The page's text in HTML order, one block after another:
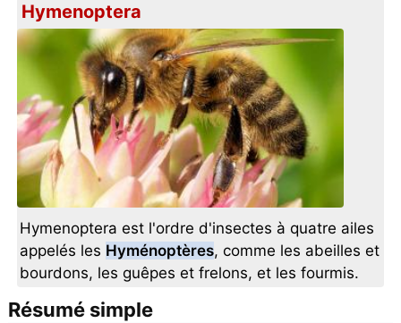
Hymenoptera
Hymenoptera est l'ordre d'insectes à quatre ailes
appelés les Hyménoptères, comme les abeilles et
bourdons, les guêpes et frelons, et les fourmis.
Résumé simple